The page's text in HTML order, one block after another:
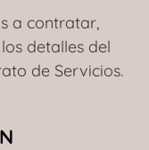
a contratar,
detalles del
de Servicios.